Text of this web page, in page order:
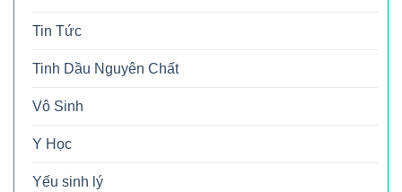
Tin Tức
Tinh Dầu Nguyên Chất
Vô Sinh
Y Học
Yếu sinh lý